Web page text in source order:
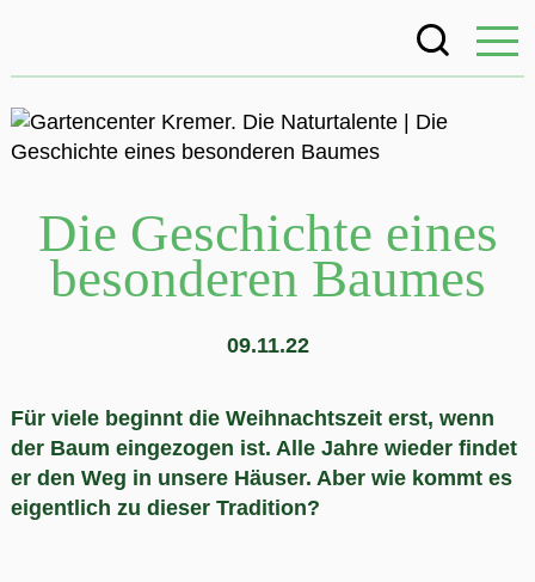
Die Geschichte eines
besonderen Baumes
09.11.22
Für viele beginnt die Weihnachtszeit erst, wenn
der Baum eingezogen ist. Alle Jahre wieder findet
er den Weg in unsere Häuser. Aber wie kommt es
eigentlich zu dieser Tradition?